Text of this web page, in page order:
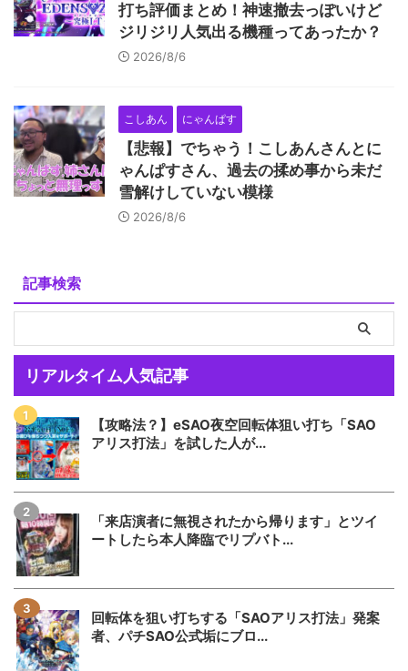
打ち評価まとめ！神速撤去っぽいけど
ジリジリ人気出る機種ってあったか？
2026/8/6
こしあん にゃんぱす
【悲報】でちゃう！こしあんさんとに
ゃんぱすさん、過去の揉め事から未だ
雪解けしていない模様
2026/8/6
記事検索
リアルタイム人気記事
【攻略法？】eSAO夜空回転体狙い打ち「SAO
アリス打法」を試した人が...
「来店演者に無視されたから帰ります」とツイ
ートしたら本人降臨でリプバト...
回転体を狙い打ちする「SAOアリス打法」発案
者、パチSAO公式垢にブロ...